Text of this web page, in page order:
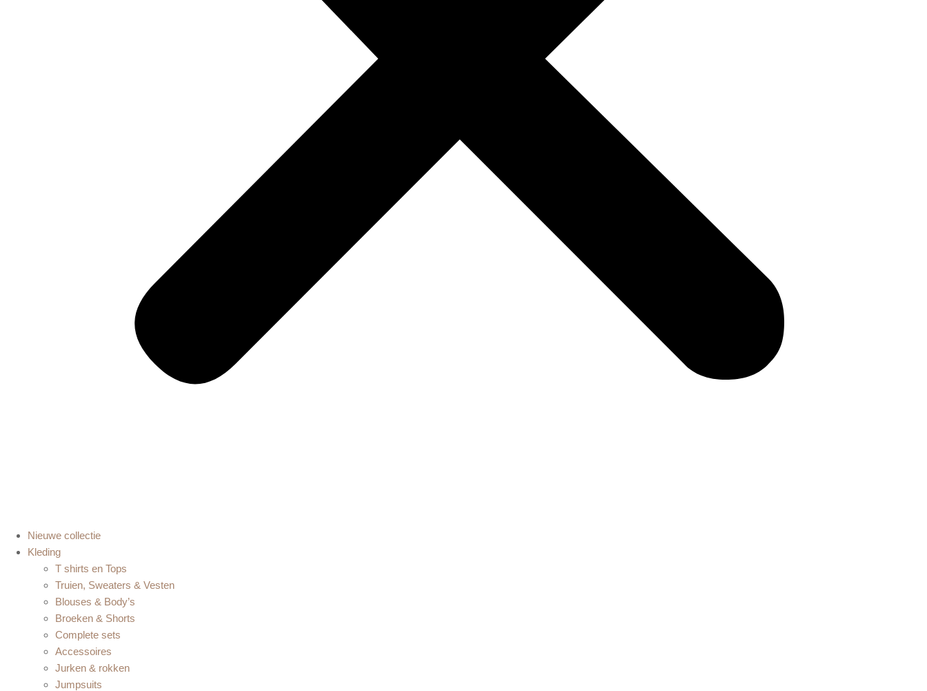
Nieuwe collectie
Kleding
T shirts en Tops
Truien, Sweaters & Vesten
Blouses & Body’s
Broeken & Shorts
Complete sets
Accessoires
Jurken & rokken
Jumpsuits